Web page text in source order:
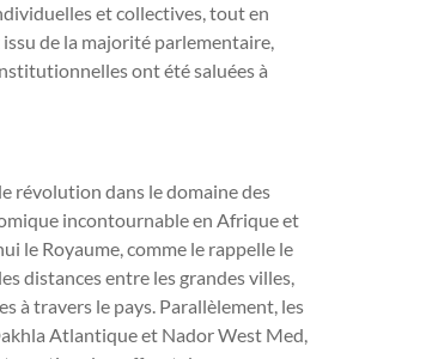
et collectives, tout en
de la majorité parlementaire,
ont été saluées à
révolution dans le domaine des
incontournable en Afrique et
le Royaume, comme le rappelle le
distances entre les grandes villes,
à travers le pays. Parallèlement, les
Atlantique et Nador West Med,